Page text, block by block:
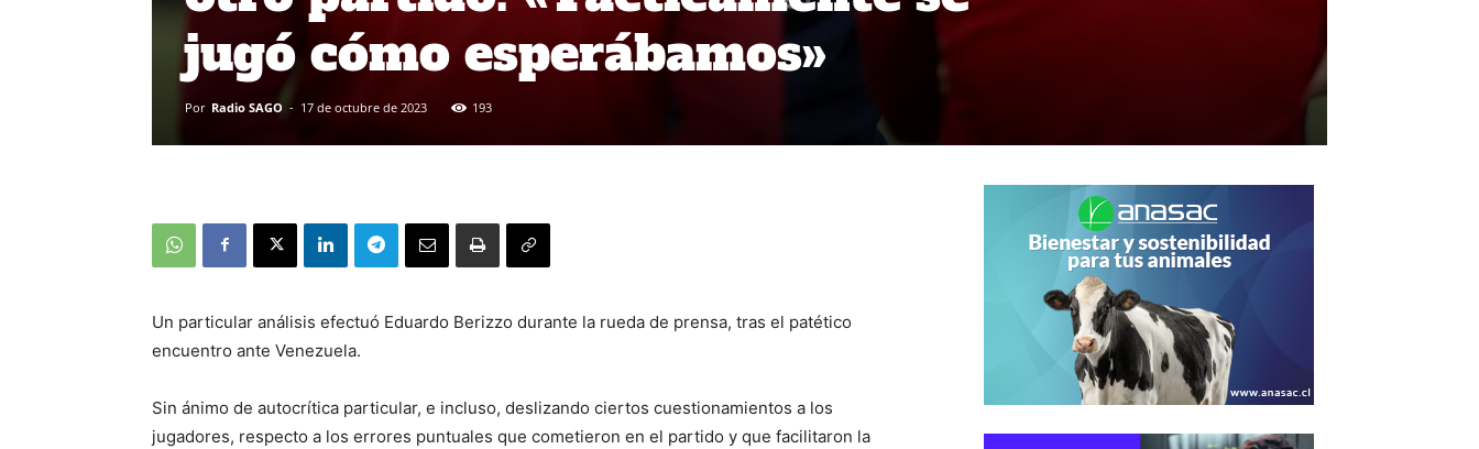
jugó cómo esperábamos»
Por Radio SAGO - 17 de octubre de 2023 193
Un particular análisis efectuó Eduardo Berizzo durante la rueda de prensa, tras el patético
encuentro ante Venezuela.
Sin ánimo de autocrítica particular, e incluso, deslizando ciertos cuestionamientos a los
jugadores, respecto a los errores puntuales que cometieron en el partido y que facilitaron la